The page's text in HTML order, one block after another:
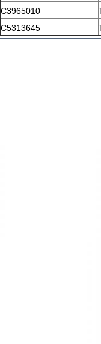
C3965010
C5313645